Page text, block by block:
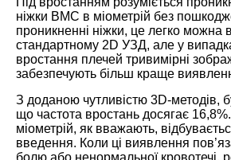
ніжки ВМС в міометрій без
проникненні ніжки, це легко можна
стандартному 2D УЗД, але у
вростання плечей тривимірні
забезпечують більш краще
З доданою чутливістю 3D-методів,
що частота вростань досягає
міометрій, як вважають,
введення. Коли ці виявлення
болю або ненормальної кровотечі,